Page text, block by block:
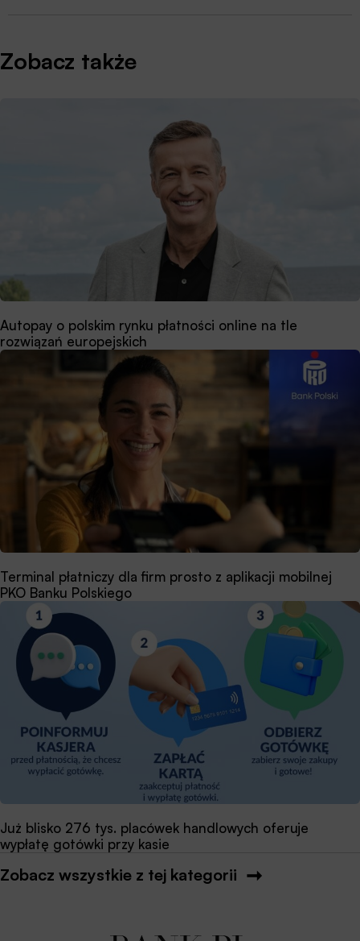
Zobacz także
Autopay o polskim rynku płatności online na tle
rozwiązań europejskich
Terminal płatniczy dla firm prosto z aplikacji mobilnej
PKO Banku Polskiego
Już blisko 276 tys. placówek handlowych oferuje
wypłatę gotówki przy kasie
Zobacz wszystkie z tej kategorii